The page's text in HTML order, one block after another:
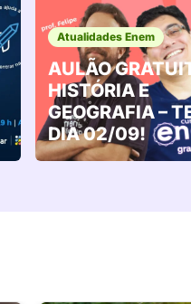
Atualidades Enem
AULÃO
HISTÓRIA E
GEOGRAFIA –
DIA 02/09!